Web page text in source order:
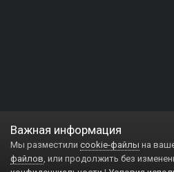
Важная информация
Мы разместили cookie-файлы на
файлов, или продолжить без